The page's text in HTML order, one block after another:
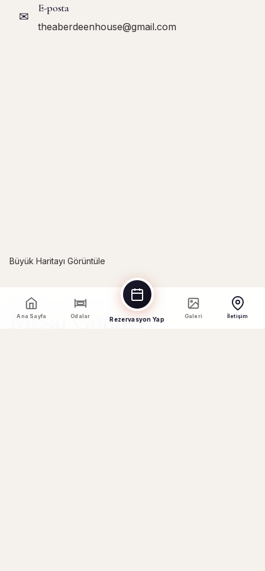
✉
E-posta
theaberdeenhouse@gmail.com
Büyük Haritayı Görüntüle
Mesaj Gönder
Ana Sayfa Odalar Rezervasyon Yap Galeri İletişim